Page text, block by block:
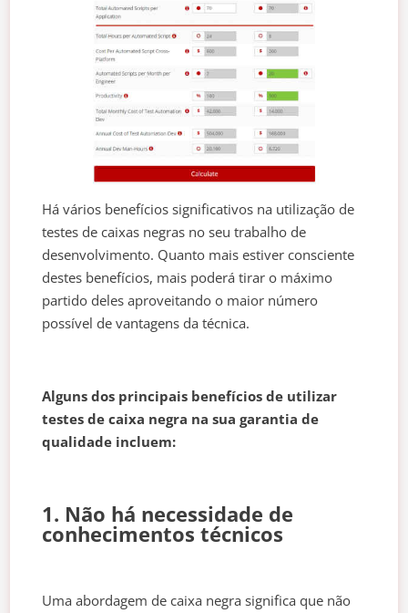
Há vários benefícios significativos na utilização de
testes de caixas negras no seu trabalho de
desenvolvimento. Quanto mais estiver consciente
destes benefícios, mais poderá tirar o máximo
partido deles aproveitando o maior número
possível de vantagens da técnica.
Alguns dos principais benefícios de utilizar
testes de caixa negra na sua garantia de
qualidade incluem:
1. Não há necessidade de
conhecimentos técnicos
Uma abordagem de caixa negra significa que não